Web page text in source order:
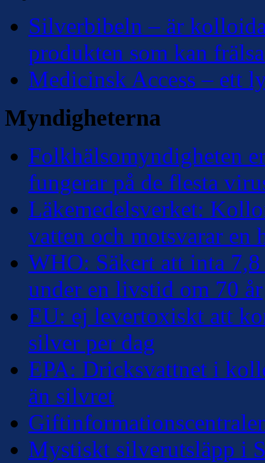
Silverbibeln – är
produkten som kan
Medicinsk Access – ett
Myndigheterna
Folkhälsomyndigheten
fungerar på de flesta
Läkemedelsverket:
vatten och motsvarar en
WHO: Säkert att inta
under en livstid om 70 år
EU: ej levertoxiskt att
silver per dag
EPA: Dricksvattnet i
än silvret
Mystiskt silverutsläpp i